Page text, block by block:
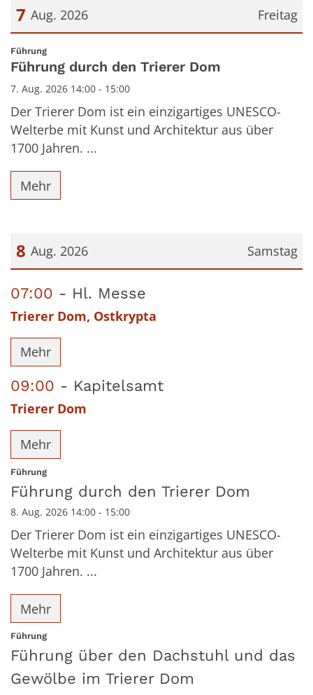
Freitag
7 Aug. 2026
Datum: 7. August 2026
Führung:
Führung durch den Trierer Dom
7. Aug. 2026 14:00 - 15:00
Der Trierer Dom ist ein einzigartiges UNESCO-
Welterbe mit Kunst und Architektur aus über
1700 Jahren. ...
Mehr
Samstag
8 Aug. 2026
07:00 Hl. Messe
Trierer Dom, Ostkrypta
Mehr
09:00 Kapitelsamt
Trierer Dom
Mehr
Führung:
Führung durch den Trierer Dom
8. Aug. 2026 14:00 - 15:00
Der Trierer Dom ist ein einzigartiges UNESCO-
Welterbe mit Kunst und Architektur aus über
1700 Jahren. ...
Mehr
Führung:
Führung über den Dachstuhl und das
Gewölbe im Trierer Dom